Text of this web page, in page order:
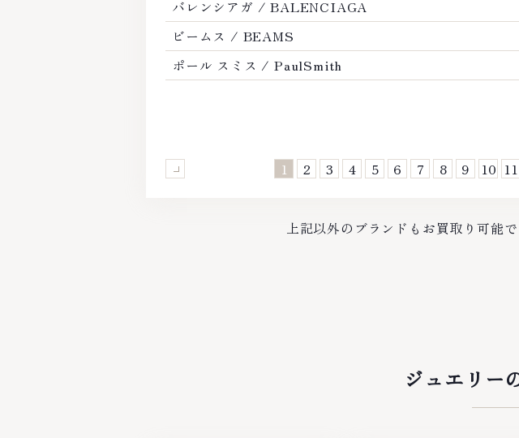
バレンシアガ / BALENCIAGA
ビームス / BEAMS
ポール スミス / PaulSmith
1 2 3 4 5 6 7 8 9 10 11
Previous
上記以外のブランドもお買取り可能
ジュエリー